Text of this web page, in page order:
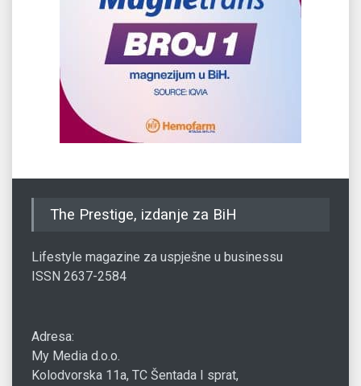
The Prestige, izdanje za BiH
Lifestyle magazine za uspješne u businessu
ISSN 2637-2584
Adresa:
My Media d.o.o.
Kolodvorska 11a, TC Šentada I sprat,